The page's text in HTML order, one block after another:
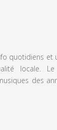
quotidiens
locale.
des